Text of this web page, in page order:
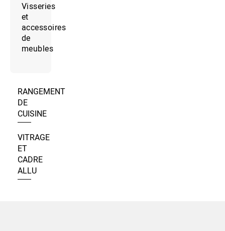
Visseries
et
accessoires
de
meubles
RANGEMENT
DE
CUISINE
VITRAGE
ET
CADRE
ALLU